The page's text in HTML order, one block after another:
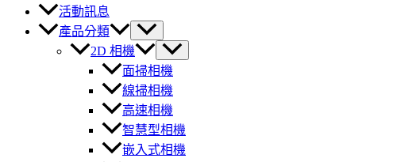
活動訊息
產品分類
2D 相機
面掃相機
線掃相機
高速相機
智慧型相機
嵌入式相機